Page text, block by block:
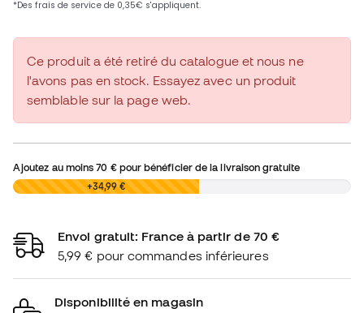
Ce produit a été retiré du catalogue et nous ne
l'avons pas en stock. Essayez avec un produit
semblable sur la page web.
Ajoutez au moins70 €pour bénéficier de la livraison gratuite
0,00 € +34,99 €
Envoi gratuit: France à partir de 70 €
5,99 € pour commandes inférieures
Disponibilité en magasin